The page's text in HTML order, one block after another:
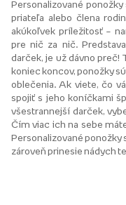
Personalizované
priateľa alebo člena
akúkoľvek príležitosť –
pre nič za nič.
darček, je už dávno preč!
koniec koncov, ponožky
oblečenia. Ak viete, čo
spojiť s jeho koníčkami
všestrannejší darček,
Čím viac ich na sebe
Personalizované ponožky
zároveň prinesie nádych